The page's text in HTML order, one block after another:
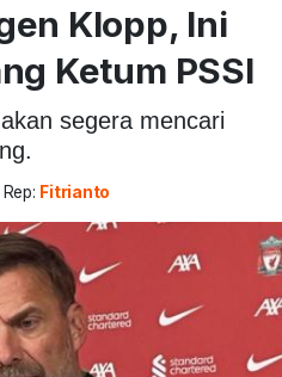
Klopp, Ini
Ketum PSSI
segera mencari
Rep: Fitrianto